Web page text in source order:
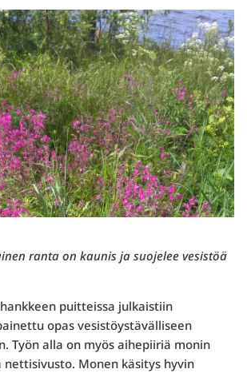
ranta on kaunis ja suojelee vesistöä
puitteissa julkaistiin
opas vesistöystävälliseen
Työn alla on myös aihepiiriä monin
Monen käsitys hyvin